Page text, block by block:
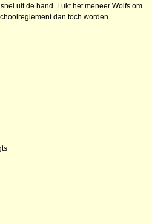
uit de hand. Lukt het meneer Wolfs om
dan toch worden